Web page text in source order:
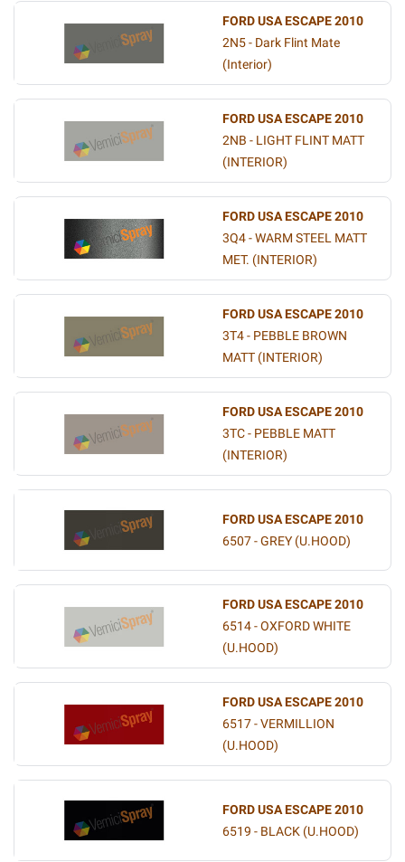
FORD USA ESCAPE 2010
2N5 - Dark Flint Mate
(Interior)
FORD USA ESCAPE 2010
2NB - LIGHT FLINT MATT
(INTERIOR)
FORD USA ESCAPE 2010
3Q4 - WARM STEEL MATT
MET. (INTERIOR)
FORD USA ESCAPE 2010
3T4 - PEBBLE BROWN
MATT (INTERIOR)
FORD USA ESCAPE 2010
3TC - PEBBLE MATT
(INTERIOR)
FORD USA ESCAPE 2010
6507 - GREY (U.HOOD)
FORD USA ESCAPE 2010
6514 - OXFORD WHITE
(U.HOOD)
FORD USA ESCAPE 2010
6517 - VERMILLION
(U.HOOD)
FORD USA ESCAPE 2010
6519 - BLACK (U.HOOD)